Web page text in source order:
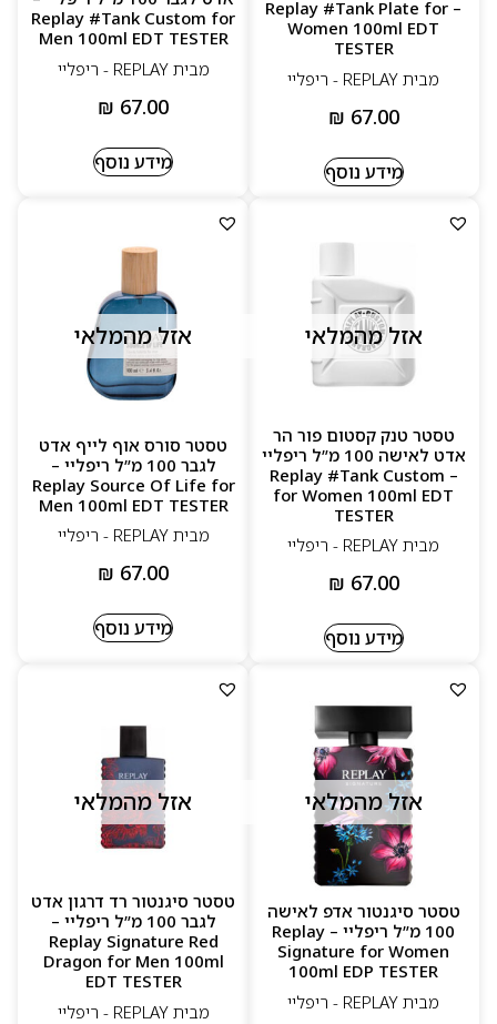
– Replay #Tank Plate for
Women 100ml EDT
TESTER
מבית REPLAY - ריפליי
₪ 67.00
מידע נוסף
Replay #Tank Custom for
Men 100ml EDT TESTER
מבית REPLAY - ריפליי
₪ 67.00
מידע נוסף
אזל מהמלאי
טסטר טנק קסטום פור הר
אדט לאישה 100 מ”ל ריפליי
– Replay #Tank Custom
for Women 100ml EDT
TESTER
מבית REPLAY - ריפליי
₪ 67.00
מידע נוסף
אזל מהמלאי
טסטר סורס אוף לייף אדט
לגבר 100 מ”ל ריפליי –
Replay Source Of Life for
Men 100ml EDT TESTER
מבית REPLAY - ריפליי
₪ 67.00
מידע נוסף
אזל מהמלאי
טסטר סיגנטור אדפ לאישה
100 מ”ל ריפליי – Replay
Signature for Women
100ml EDP TESTER
מבית REPLAY - ריפליי
אזל מהמלאי
טסטר סיגנטור רד דרגון אדט
לגבר 100 מ”ל ריפליי –
Replay Signature Red
Dragon for Men 100ml
EDT TESTER
מבית REPLAY - ריפליי